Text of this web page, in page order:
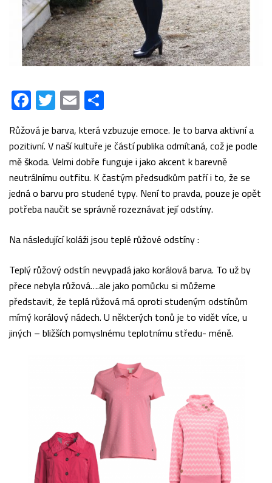
Facebook
Twitter
Email
Růžová je barva, která vzbuzuje emoce. Je to barva aktivní a
pozitivní. V naší kultuře je částí publika odmítaná, což je podle
mě škoda. Velmi dobře funguje i jako akcent k barevně
neutrálnímu outfitu. K častým předsudkům patří i to, že se
jedná o barvu pro studené typy. Není to pravda, pouze je opět
potřeba naučit se správně rozeznávat její odstíny.
Na následující koláži jsou teplé růžové odstíny :
Teplý růžový odstín nevypadá jako korálová barva. To už by
přece nebyla růžová….ale jako pomůcku si můžeme
představit, že teplá růžová má oproti studeným odstínům
mírný korálový nádech. U některých tonů je to vidět více, u
jiných – bližších pomyslnému teplotnímu středu- méně.